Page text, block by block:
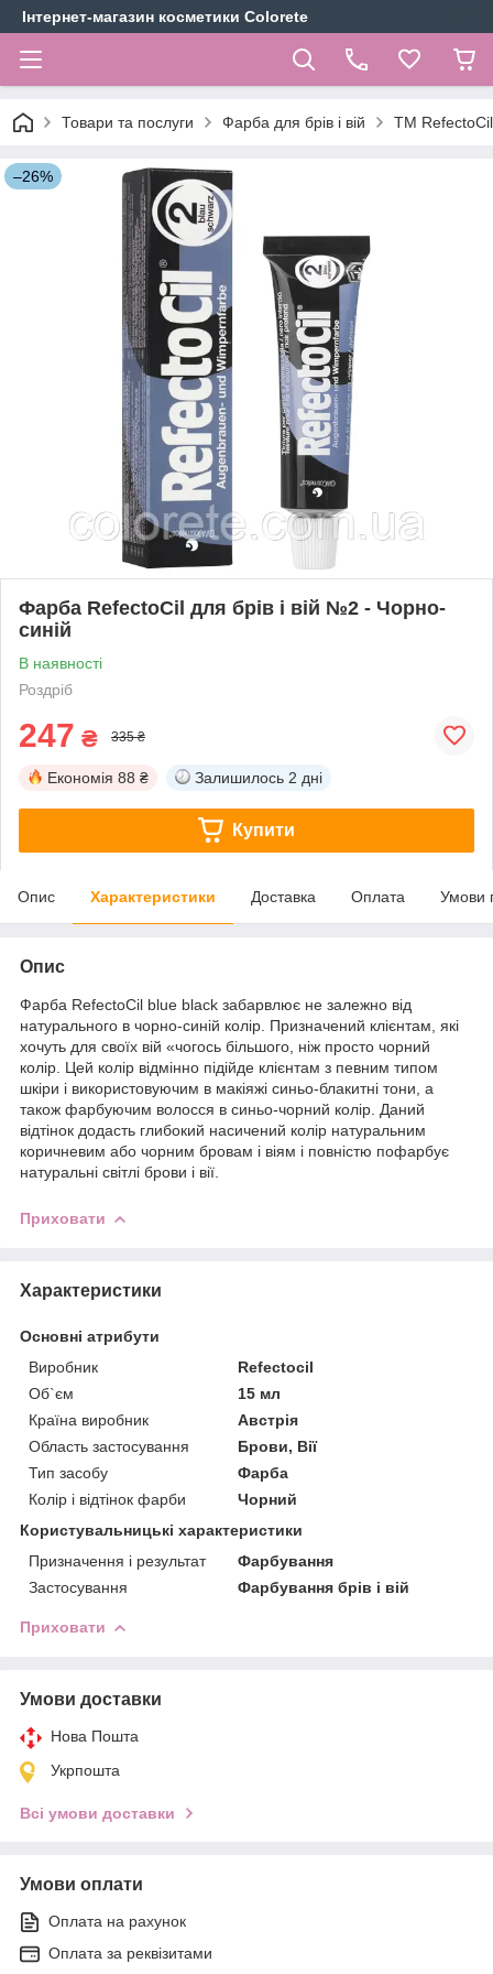
Інтернет-магазин косметики Colorete
Товари та послуги Фарба для брів і вій TM RefectoCil
–26%
Фарба RefectoCil для брів і вій №2 - Чорно-
синій
В наявності
Роздріб
247 ₴ 335 ₴
Економія 88 ₴ Залишилось 2 дні
Купити
Опис Характеристики Доставка Оплата Умови
Опис
Фарба RefectoCil blue black забарвлює не залежно від
натурального в чорно-синій колір. Призначений клієнтам, які
хочуть для своїх вій «чогось більшого, ніж просто чорний
колір. Цей колір відмінно підійде клієнтам з певним типом
шкіри і використовуючим в макіяжі синьо-блакитні тони, а
також фарбуючим волосся в синьо-чорний колір. Даний
відтінок додасть глибокий насичений колір натуральним
коричневим або чорним бровам і віям і повністю пофарбує
натуральні світлі брови і вії.
Приховати
Характеристики
Основні атрибути
Виробник
Refectocil
Об`єм
15 мл
Країна виробник
Австрія
Область застосування
Брови, Вії
Тип засобу
Фарба
Колір і відтінок фарби
Чорний
Користувальницькі характеристики
Призначення і результат
Фарбування
Застосування
Фарбування брів і вій
Приховати
Умови доставки
Нова Пошта
Укрпошта
Всі умови доставки
Умови оплати
Оплата на рахунок
Оплата за реквізитами